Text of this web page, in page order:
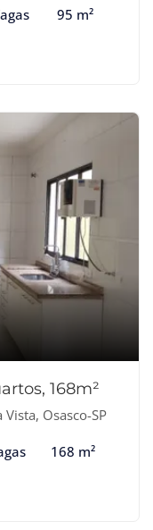
95 m²
168m²
Osasco-SP
168 m²